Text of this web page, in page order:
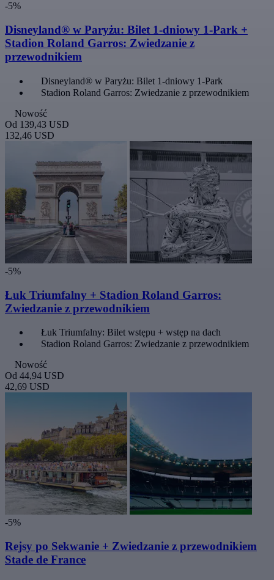
-5%
Disneyland® w Paryżu: Bilet 1-dniowy 1-Park +
Stadion Roland Garros: Zwiedzanie z
przewodnikiem
Disneyland® w Paryżu: Bilet 1-dniowy 1-Park
Stadion Roland Garros: Zwiedzanie z przewodnikiem
Nowość
Od 139,43 USD
132,46 USD
-5%
Łuk Triumfalny + Stadion Roland Garros:
Zwiedzanie z przewodnikiem
Łuk Triumfalny: Bilet wstępu + wstęp na dach
Stadion Roland Garros: Zwiedzanie z przewodnikiem
Nowość
Od 44,94 USD
42,69 USD
-5%
Rejsy po Sekwanie + Zwiedzanie z przewodnikiem
Stade de France